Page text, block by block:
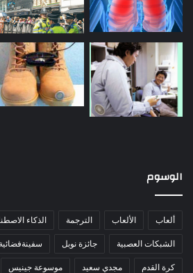
الوسوم
ألعاب الألعاب الترجمة الذكاء
الشبكات العصبية جائزة نوبل سفينةفضائية
كرة القدم مجدي سعيد موسوعة جينيس